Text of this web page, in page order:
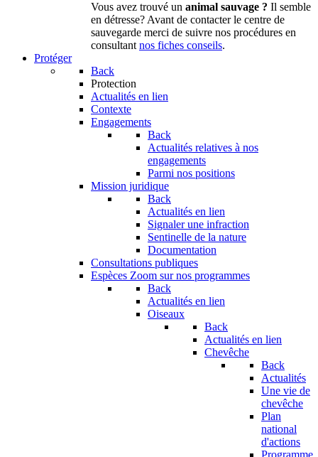
Vous avez trouvé un animal sauvage ? Il semble
en détresse? Avant de contacter le centre de
sauvegarde merci de suivre nos procédures en
consultantnos fiches conseils.
Protéger
Back
Protection
Actualités en lien
Contexte
Engagements
Back
Actualités relatives à nos
engagements
Parmi nos positions
Mission juridique
Back
Actualités en lien
Signaler une infraction
Sentinelle de la nature
Documentation
Consultations publiques
Espèces Zoom sur nos programmes
Back
Actualités en lien
Oiseaux
Back
Actualités en lien
Chevêche
Back
Actualités
Une vie de
chevêche
Plan
national
d'actions